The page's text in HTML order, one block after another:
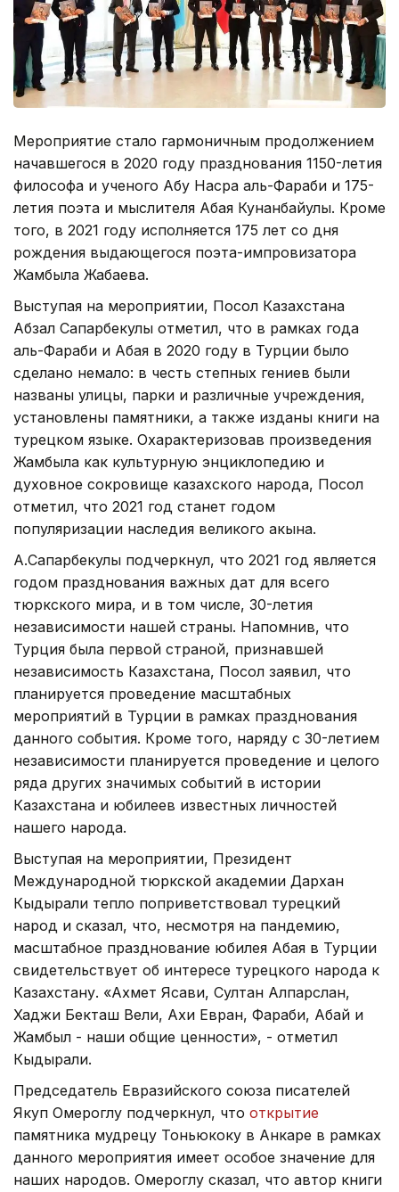
Мероприятие стало гармоничным продолжением
начавшегося в 2020 году празднования 1150-летия
философа и ученого Абу Насра аль-Фараби и 175-
летия поэта и мыслителя Абая Кунанбайулы. Кроме
того, в 2021 году исполняется 175 лет со дня
рождения выдающегося поэта-импровизатора
Жамбыла Жабаева.
Выступая на мероприятии, Посол Казахстана
Абзал Сапарбекулы отметил, что в рамках года
аль-Фараби и Абая в 2020 году в Турции было
сделано немало: в честь степных гениев были
названы улицы, парки и различные учреждения,
установлены памятники, а также изданы книги на
турецком языке. Охарактеризовав произведения
Жамбыла как культурную энциклопедию и
духовное сокровище казахского народа, Посол
отметил, что 2021 год станет годом
популяризации наследия великого акына.
А.Сапарбекулы подчеркнул, что 2021 год является
годом празднования важных дат для всего
тюркского мира, и в том числе, 30-летия
независимости нашей страны. Напомнив, что
Турция была первой страной, признавшей
независимость Казахстана, Посол заявил, что
планируется проведение масштабных
мероприятий в Турции в рамках празднования
данного события. Кроме того, наряду с 30-летием
независимости планируется проведение и целого
ряда других значимых событий в истории
Казахстана и юбилеев известных личностей
нашего народа.
Выступая на мероприятии, Президент
Международной тюркской академии Дархан
Кыдырали тепло поприветствовал турецкий
народ и сказал, что, несмотря на пандемию,
масштабное празднование юбилея Абая в Турции
свидетельствует об интересе турецкого народа к
Казахстану. «Ахмет Ясави, Султан Алпарслан,
Хаджи Бекташ Вели, Ахи Евран, Фараби, Абай и
Жамбыл - наши общие ценности», - отметил
Кыдырали.
Председатель Евразийского союза писателей
Якуп Омероглу подчеркнул, что открытие
памятника мудрецу Тоньюкоку в Анкаре в рамках
данного мероприятия имеет особое значение для
наших народов. Омероглу сказал, что автор книги